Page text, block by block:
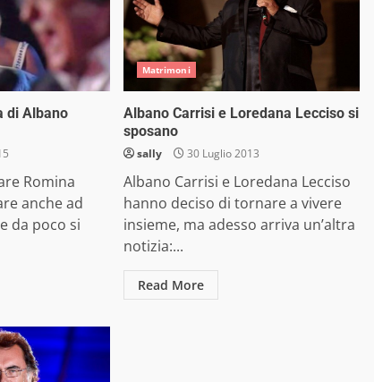
di Albano
Romina
anche ad
da poco si
Matrimoni
Albano Carrisi e Loredana Lecciso si
sposano
sally 30 Luglio 2013
Albano Carrisi e Loredana Lecciso
hanno deciso di tornare a vivere
insieme, ma adesso arriva un’altra
notizia:...
Read More